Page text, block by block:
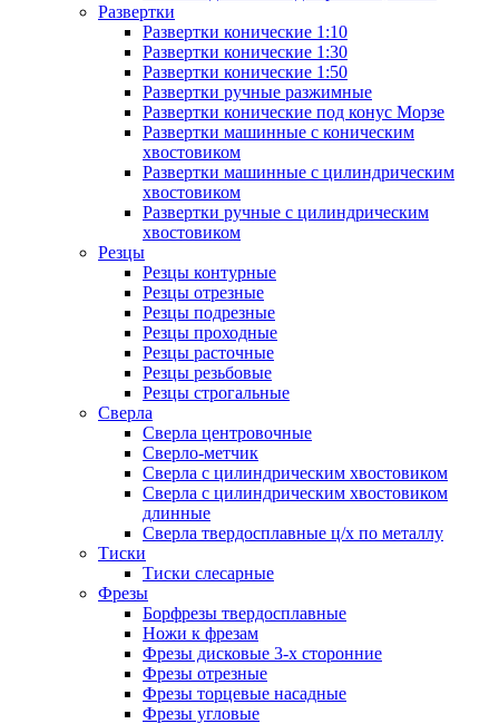
Развертки
Развертки конические 1:10
Развертки конические 1:30
Развертки конические 1:50
Развертки ручные разжимные
Развертки конические под конус Морзе
Развертки машинные с коническим
хвостовиком
Развертки машинные с цилиндрическим
хвостовиком
Развертки ручные с цилиндрическим
хвостовиком
Резцы
Резцы контурные
Резцы отрезные
Резцы подрезные
Резцы проходные
Резцы расточные
Резцы резьбовые
Резцы строгальные
Сверла
Сверла центровочные
Сверло-метчик
Сверла с цилиндрическим хвостовиком
Сверла с цилиндрическим хвостовиком
длинные
Сверла твердосплавные ц/х по металлу
Тиски
Тиски слесарные
Фрезы
Борфрезы твердосплавные
Ножи к фрезам
Фрезы дисковые 3-х сторонние
Фрезы отрезные
Фрезы торцевые насадные
Фрезы угловые